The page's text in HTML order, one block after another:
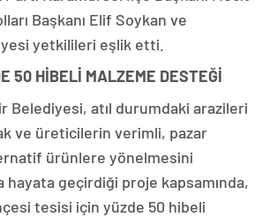
Başkanı Elif Soykan ve
yetkilileri eşlik etti.
50 HİBELİ MALZEME DESTEĞİ
Belediyesi, atıl durumdaki arazileri
ve üreticilerin verimli, pazar
ürünlere yönelmesini
hayata geçirdiği proje kapsamında,
tesisi için yüzde 50 hibeli